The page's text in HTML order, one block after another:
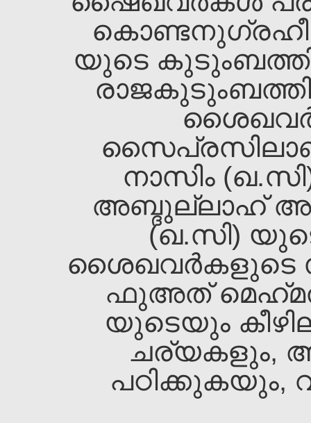
യുടെ
നാസിം
അബ്ദുല്ലാഹ്‌
(ഖ.സി)
ശൈഖവര്‍കളുടെ
ഫുഅത്‌
യുടെയും
ചര്യകളും,